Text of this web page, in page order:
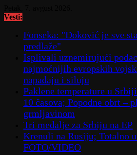
to
Vesti:
Fonseka: "Đoković je sve
predlaže"
Isplivali uznemirujući
najmoćnijih evropskih
napadaju i siluju
Paklene temperature u
10 časova; Popodne obrt –
grmljavinom
Tri medalje za Srbiju na EP
Krenuli na Rusiju; Totalno
FOTO/VIDEO